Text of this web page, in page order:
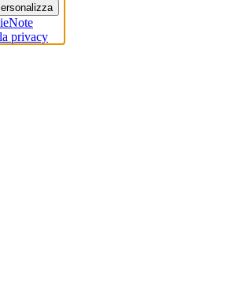
Note
privacy